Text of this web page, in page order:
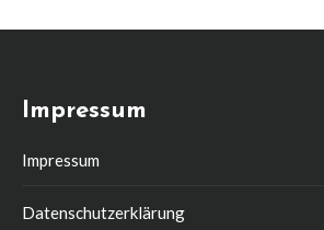
Impressum
Impressum
Datenschutzerklärung